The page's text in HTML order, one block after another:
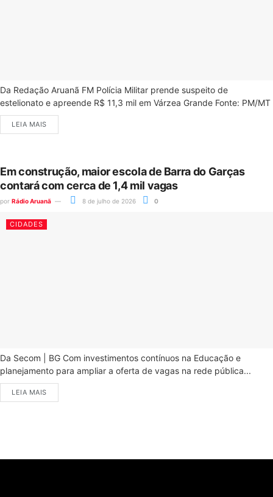
Da Redação Aruanã FM Polícia Militar prende suspeito de
estelionato e apreende R$ 11,3 mil em Várzea Grande Fonte: PM/MT
LEIA MAIS
Em construção, maior escola de Barra do Garças
contará com cerca de 1,4 mil vagas
por Rádio Aruanã 8 de julho de 2026 0
CIDADES
Da Secom | BG Com investimentos contínuos na Educação e
planejamento para ampliar a oferta de vagas na rede pública...
LEIA MAIS